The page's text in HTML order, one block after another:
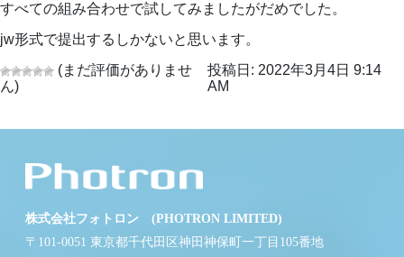
すべての組み合わせで試してみましたがだめでした。
jw形式で提出するしかないと思います。
(まだ評価がありませ
ん)
投稿日: 2022年3月4日 9:14
AM
株式会社フォトロン (PHOTRON LIMITED)
〒101-0051 東京都千代田区神田神保町一丁目105番地